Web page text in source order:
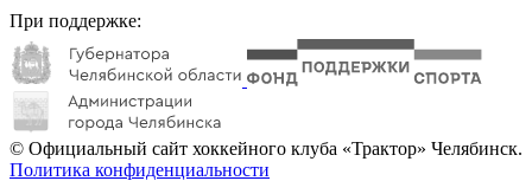
При поддержке:
© Официальный сайт хоккейного клуба «Трактор» Челябинск.
Политика конфиденциальности